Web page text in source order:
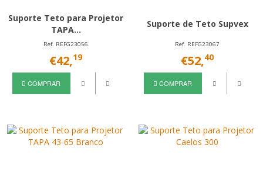
Suporte Teto para Projetor
TAPA...
Ref. REFG23056
€42,19
COMPRAR
Suporte de Teto Supvex
Ref. REFG23067
€52,40
COMPRAR